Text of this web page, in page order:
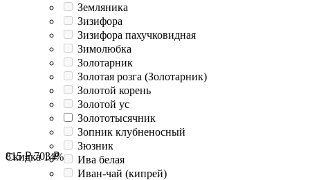
Земляника
Зизифора
Зизифора пахучковидная
Зимолюбка
Золотарник
Золотая розга (Золотарник)
Золотой корень
Золотой ус
Золототысячник
Зопник клубненосный
Зюзник
Ива белая
Иван-чай (кипрей)
Скидка14%
815 ₽ 703 ₽